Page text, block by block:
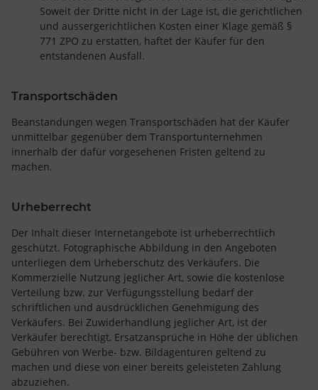
Soweit der Dritte nicht in der Lage ist, die gerichtlichen
und aussergerichtlichen Kosten einer Klage gemäß §
771 ZPO zu erstatten, haftet der Käufer für den
entstandenen Ausfall.
Transportschäden
Beanstandungen wegen Transportschäden hat der Käufer
unmittelbar gegenüber dem Transportunternehmen
innerhalb der dafür vorgesehenen Fristen geltend zu
machen.
Urheberrecht
Der Inhalt dieser Internetangebote ist urheberrechtlich
geschützt. Fotographische Abbildung in den Angeboten
unterliegen dem Urheberschutz des Verkäufers. Die
Kommerzielle Nutzung jeglicher Art, sowie die kostenlose
Verteilung bzw. zur Verfügungsstellung bedarf der
schriftlichen und ausdrücklichen Genehmigung des
Verkäufers. Bei Zuwiderhandlung jeglicher Art, ist der
Verkäufer berechtigt, Ersatzansprüche in Höhe der üblichen
Gebühren von Werbe- bzw. Bildagenturen geltend zu
machen und diese von einer bereits geleisteten Zahlung
abzuziehen.